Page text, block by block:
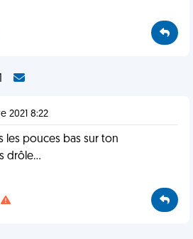
2021 8:22
les pouces bas sur ton
drôle...